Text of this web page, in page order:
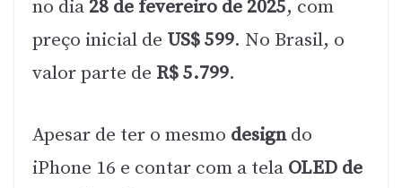
no dia28 de fevereiro de 2025, com
preço inicial de US$ 599. No Brasil, o
valor parte de R$ 5.799.
Apesar de ter o mesmo designdo
iPhone 16 e contar com a tela OLED de